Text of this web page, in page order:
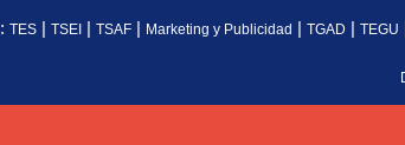
: TES | TSEI | TSAF | Marketing y Publicidad | TGAD | TEGU